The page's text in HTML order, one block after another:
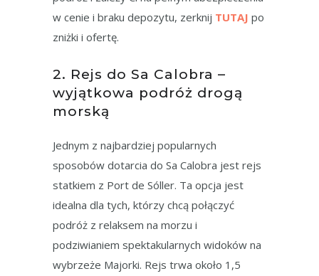
w cenie i braku depozytu, zerknij TUTAJ po
zniżki i ofertę.
2. Rejs do Sa Calobra –
wyjątkowa podróż drogą
morską
Jednym z najbardziej popularnych
sposobów dotarcia do Sa Calobra jest rejs
statkiem z Port de Sóller. Ta opcja jest
idealna dla tych, którzy chcą połączyć
podróż z relaksem na morzu i
podziwianiem spektakularnych widoków na
wybrzeże Majorki. Rejs trwa około 1,5